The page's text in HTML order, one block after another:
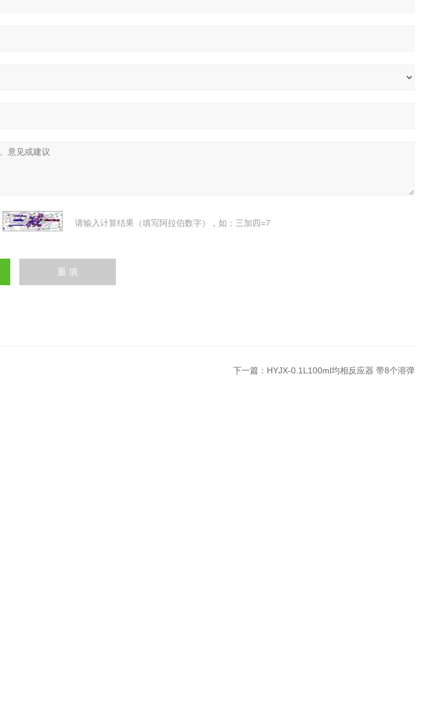
请输入计算结果（填写阿拉伯数字），如：三加四=7
下一篇： HYJX-0.1L100ml均相反应器 带8个溶弹